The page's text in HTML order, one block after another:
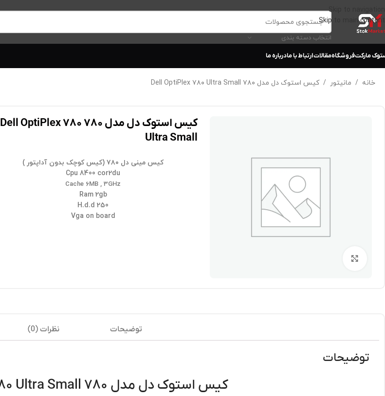
Skip to navigation
Skip to main content
انتخاب دسته بندی
مارکتفروشگاهمقالاتارتباط با مادرباره ما
خانه / مانیتور / کیس استوک دل مدل ۷۸۰ Dell OptiPlex ۷۸۰ Ultra Small
کیس استوک دل مدل ۷۸۰ Dell OptiPlex ۷۸۰
Ultra Small
کیس مینی دل ۷۸۰ (کیس کوچک بدون آداپتور )
Cpu 8400 cor2du
Cache 6MB , 3GHz
Ram 2gb
H.d.d 250
Vga on board
توضیحات نظرات (0)
توضیحات
کیس استوک دل مدل ۷۸۰ Dell OptiPlex ۷۸۰ Ultra Small